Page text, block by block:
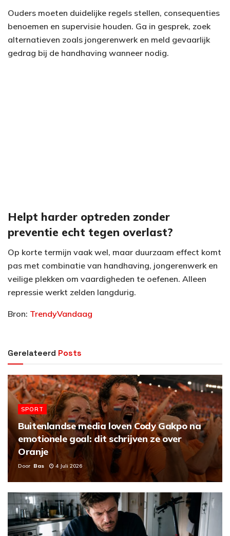
Ouders moeten duidelijke regels stellen, consequenties
benoemen en supervisie houden. Ga in gesprek, zoek
alternatieven zoals jongerenwerk en meld gevaarlijk
gedrag bij de handhaving wanneer nodig.
Helpt harder optreden zonder
preventie echt tegen overlast?
Op korte termijn vaak wel, maar duurzaam effect komt
pas met combinatie van handhaving, jongerenwerk en
veilige plekken om vaardigheden te oefenen. Alleen
repressie werkt zelden langdurig.
Bron: TrendyVandaag
Gerelateerd Posts
SPORT
Buitenlandse media loven Cody Gakpo na
emotionele goal: dit schrijven ze over
Oranje
Door Bas 4 Juli 2026